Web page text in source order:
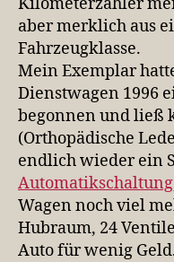
aber merklich aus
Fahrzeugklasse.
Mein Exemplar
Dienstwagen 1996
begonnen und ließ
(Orthopädische
endlich wieder ein
Automatikschaltung
Wagen noch viel
Hubraum, 24
Auto für wenig